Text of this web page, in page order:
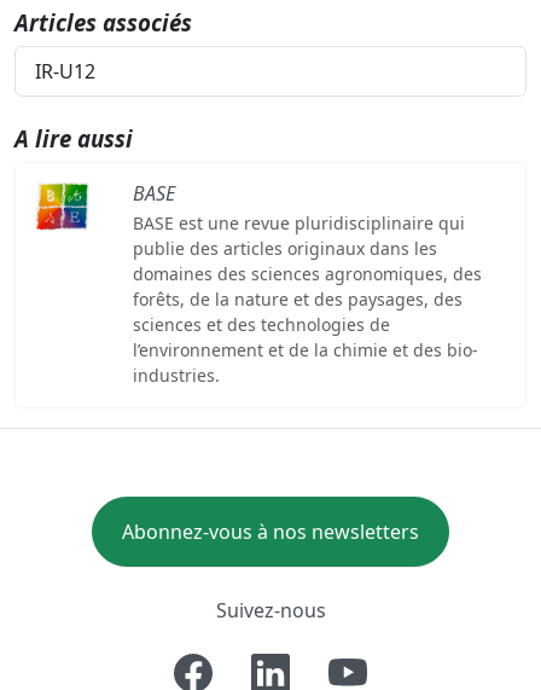
Articles associés
IR-U12
A lire aussi
BASE
BASE est une revue pluridisciplinaire qui
publie des articles originaux dans les
domaines des sciences agronomiques, des
forêts, de la nature et des paysages, des
sciences et des technologies de
l’environnement et de la chimie et des bio-
industries.
Abonnez-vous à nos newsletters
Suivez-nous